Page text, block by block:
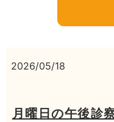
2026/05/18
月曜日の午後診